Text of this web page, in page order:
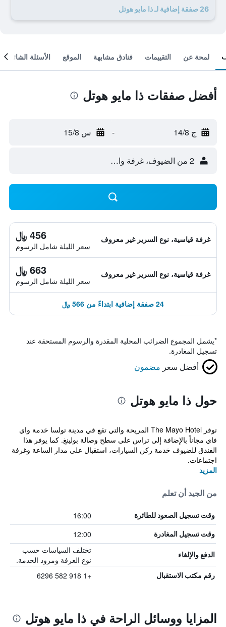
26 صفقة إضافية لـ ذا مايو هوتل
لمحة عن التقييمات فنادق مشابهة الموقع الأسئلة الشائعة
أفضل صفقات ذا مايو هوتل
ج 14/8 - س 15/8
2 من الضيوف، غرفة واحدة
غرفة قياسية، نوع السرير غير معروف 456 ﷼
سعر الليلة شامل الرسوم
غرفة قياسية، نوع السرير غير معروف 663 ﷼
سعر الليلة شامل الرسوم
24 صفقة إضافية ابتداءً من 566 ﷼
*يشمل المجموع الضرائب المحلية المقدرة والرسوم المستحقة عند
تسجيل المغادرة.
أفضل سعر مضمون
حول ذا مايو هوتل
توفر The Mayo Hotel المريحة والتي تقع في مدينة تولسا خدمة واي
فاي مجاناً بالإضافة إلى تراس على سطح وصالة بولينغ. كما يوفر هذا
الفندق للضيوف خدمة ركن السيارات، استقبال على مدار الساعة وغرفة
اجتماعات.
المزيد
من الجيد أن تعلم
وقت تسجيل الصعود للطائرة 16:00
وقت تسجيل المغادرة 12:00
الدفع والإلغاء
تختلف السياسات حسب
نوع الغرفة ومزود الخدمة.
رقم مكتب الاستقبال +1 918 582 6296
المزايا ووسائل الراحة في ذا مايو هوتل